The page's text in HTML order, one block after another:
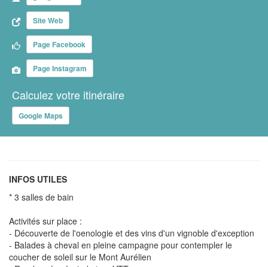
Site Web
Page Facebook
Page Instagram
Calculez votre itinéraire
Google Maps
INFOS UTILES
* 3 salles de bain
Activités sur place :
- Découverte de l'oenologie et des vins d'un vignoble d'exception
- Balades à cheval en pleine campagne pour contempler le
coucher de soleil sur le Mont Aurélien